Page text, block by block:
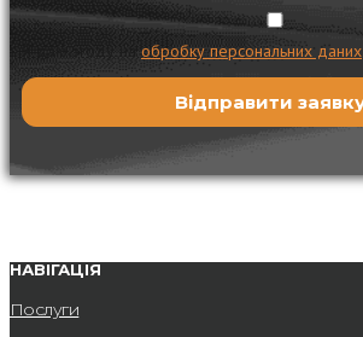
Я даю згоду наобробку персональних даних
НАВІГАЦІЯ
Послуги